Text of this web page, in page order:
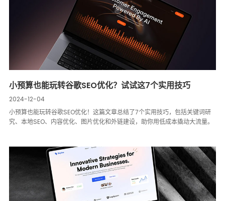
小预算也能玩转谷歌SEO优化？试试这7个实用技巧
2024-12-04
小预算也能玩转谷歌SEO优化！这篇文章总结了7个实用技巧，包括关键词研
究、本地SEO、内容优化、图片优化和外链建设，助你用低成本撬动大流量。